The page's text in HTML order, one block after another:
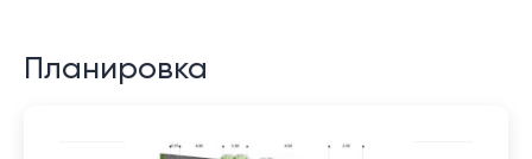
Планировка